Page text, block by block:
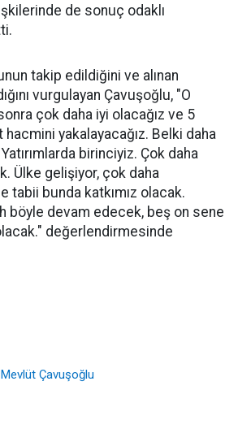
de sonuç odaklı
takip edildiğini ve alınan
vurgulayan Çavuşoğlu, "O
çok daha iyi olacağız ve 5
yakalayacağız. Belki daha
birinciyiz. Çok daha
Ülke gelişiyor, çok daha
tabii bunda katkımız olacak.
böyle devam edecek, beş on sene
değerlendirmesinde
Mevlüt Çavuşoğlu